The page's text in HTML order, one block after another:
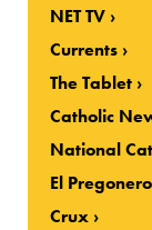
NET TV
Currents
The Tablet
Catholic
National
El Pregonero
Crux